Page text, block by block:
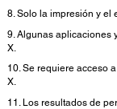
8. Solo la impresión y el
9. Algunas aplicaciones
X.
10. Se requiere acceso
X.
11. Los resultados de